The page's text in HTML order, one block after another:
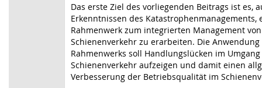
Das erste Ziel des vorliegenden Beitrags ist es,
Erkenntnissen des Katastrophenmanagements,
Rahmenwerk zum integrierten Management
Schienenverkehr zu erarbeiten. Die
Rahmenwerks soll Handlungslücken im
Schienenverkehr aufzeigen und damit einen
Verbesserung der Betriebsqualität im